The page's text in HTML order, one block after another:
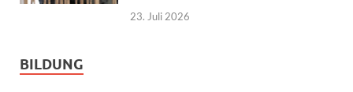
23. Juli 2026
BILDUNG